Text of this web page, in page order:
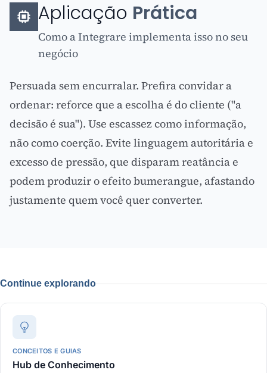
Aplicação Prática
Como a Integrare implementa isso no seu
negócio
Persuada sem encurralar. Prefira convidar a
ordenar: reforce que a escolha é do cliente ("a
decisão é sua"). Use escassez como informação,
não como coerção. Evite linguagem autoritária e
excesso de pressão, que disparam reatância e
podem produzir o efeito bumerangue, afastando
justamente quem você quer converter.
Continue explorando
CONCEITOS E GUIAS
Hub de Conhecimento